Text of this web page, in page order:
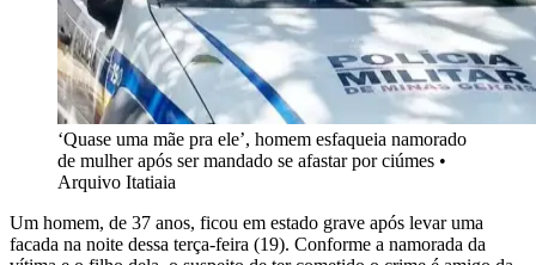
‘Quase uma mãe pra ele’, homem esfaqueia namorado
de mulher após ser mandado se afastar por ciúmes •
Arquivo Itatiaia
Um homem, de 37 anos, ficou em estado grave após levar uma
facada na noite dessa terça-feira (19). Conforme a namorada da